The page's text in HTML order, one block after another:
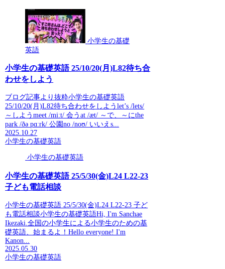
小学生の基礎
英語
小学生の基礎英語 25/10/20(月)L82待ち合
わせをしよう
ブログ記事より抜粋小学生の基礎英語
25/10/20(月)L82待ち合わせをしようlet’s /lets/
～しようmeet /miːt/ 会うat /æt/ ～で、～にthe
park /ðə pɑːrk/ 公園no /noʊ/ いいえs...
2025.10.27
小学生の基礎英語
小学生の基礎英語
小学生の基礎英語 25/5/30(金)L24 L22-23
子ども電話相談
小学生の基礎英語 25/5/30(金)L24 L22-23 子ど
も電話相談小学生の基礎英語Hi, I'm Sanchae
Ikezaki.全国の小学生による小学生のための基
礎英語、始まるよ！Hello everyone! I'm
Kanon...
2025.05.30
小学生の基礎英語